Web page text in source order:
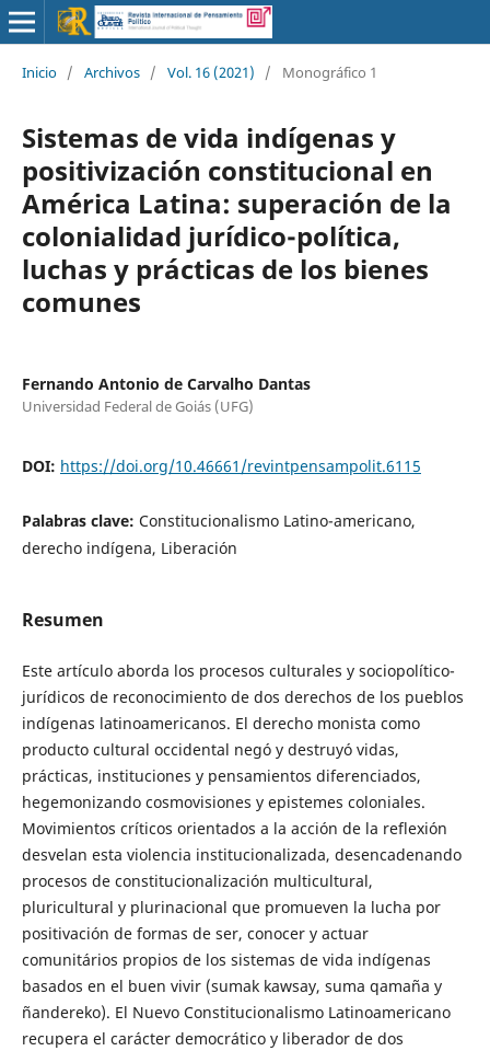
Inicio / Archivos / Vol. 16 (2021) / Monográfico 1
Sistemas de vida indígenas y
positivización constitucional en
América Latina: superación de la
colonialidad jurídico-política,
luchas y prácticas de los bienes
comunes
Fernando Antonio de Carvalho Dantas
Universidad Federal de Goiás (UFG)
DOI: https://doi.org/10.46661/revintpensampolit.6115
Palabras clave: Constitucionalismo Latino-americano,
derecho indígena, Liberación
Resumen
Este artículo aborda los procesos culturales y sociopolítico-
jurídicos de reconocimiento de dos derechos de los pueblos
indígenas latinoamericanos. El derecho monista como
producto cultural occidental negó y destruyó vidas,
prácticas, instituciones y pensamientos diferenciados,
hegemonizando cosmovisiones y epistemes coloniales.
Movimientos críticos orientados a la acción de la reflexión
desvelan esta violencia institucionalizada, desencadenando
procesos de constitucionalización multicultural,
pluricultural y plurinacional que promueven la lucha por
positivación de formas de ser, conocer y actuar
comunitários propios de los sistemas de vida indígenas
basados en el buen vivir (sumak kawsay, suma qamaña y
ñandereko). El Nuevo Constitucionalismo Latinoamericano
recupera el carácter democrático y liberador de dos